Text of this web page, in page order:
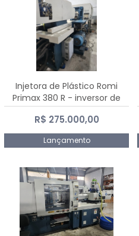
Injetora de Plástico Romi
Primax 380 R - inversor de
frequência NR 12
R$ 275.000,00
Lançamento